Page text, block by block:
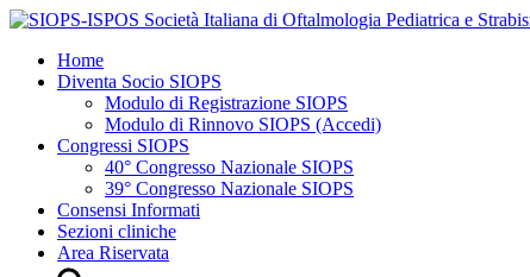
Home
Diventa Socio SIOPS
Modulo di Registrazione SIOPS
Modulo di Rinnovo SIOPS (Accedi)
Congressi SIOPS
40° Congresso Nazionale SIOPS
39° Congresso Nazionale SIOPS
Consensi Informati
Sezioni cliniche
Area Riservata